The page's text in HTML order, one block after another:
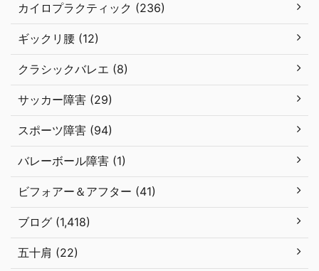
カイロプラクティック (236)
ギックリ腰 (12)
クラシックバレエ (8)
サッカー障害 (29)
スポーツ障害 (94)
バレーボール障害 (1)
ビフォアー＆アフター (41)
ブログ (1,418)
五十肩 (22)